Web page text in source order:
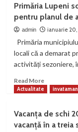
din
Petroșani
așteaptă
aprobarea
bugetului:
cheltuieli
și
în
analiză
în
martie
Primăria Lupeni
pentru planul de
admin ianuarie 20,
Primăria
locali că a demarat
activități sezoniere,
Read MoreRead
more
Lupeni
solicită
Actualitate
Vacanța de schi
vacanță în a treia